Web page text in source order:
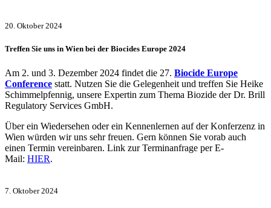
20. Oktober 2024
Treffen Sie uns in Wien bei der Biocides Europe 2024
Am 2. und 3. Dezember 2024 findet die 27. Biocide Europe
Conference statt. Nutzen Sie die Gelegenheit und treffen Sie Heike
Schimmelpfennig, unsere Expertin zum Thema Biozide der Dr. Brill
Regulatory Services GmbH.
Über ein Wiedersehen oder ein Kennenlernen auf der Konferzenz in
Wien würden wir uns sehr freuen. Gern können Sie vorab auch
einen Termin vereinbaren. Link zur Terminanfrage per E-
Mail: HIER.
7. Oktober 2024